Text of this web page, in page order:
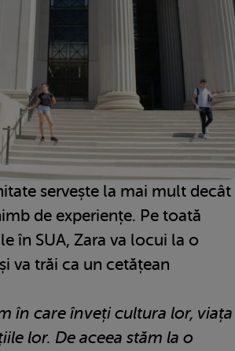
servește la mai mult decât
de experiențe. Pe toată
în SUA, Zara va locui la o
va trăi ca un cetățean
în care înveți cultura lor, viața
lor. De aceea stăm la o